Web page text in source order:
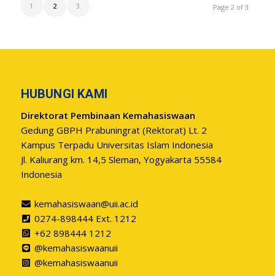
Page 2 of 3
1 2 3
HUBUNGI KAMI
Direktorat Pembinaan Kemahasiswaan
Gedung GBPH Prabuningrat (Rektorat) Lt. 2
Kampus Terpadu Universitas Islam Indonesia
Jl. Kaliurang km. 14,5 Sleman, Yogyakarta 55584
Indonesia
kemahasiswaan@uii.ac.id
0274-898444 Ext. 1212
+62 898444 1212
@kemahasiswaanuii
@kemahasiswaanuii